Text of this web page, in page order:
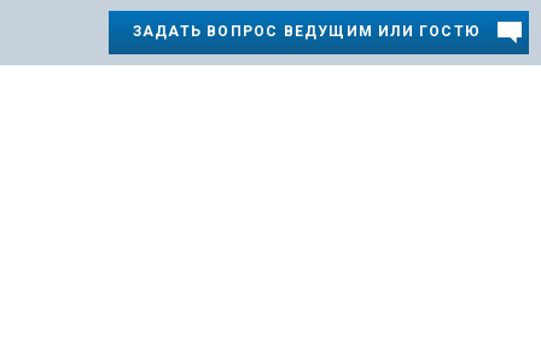
ЗАДАТЬ ВОПРОС ВЕДУЩИМ ИЛИ ГОСТЮ